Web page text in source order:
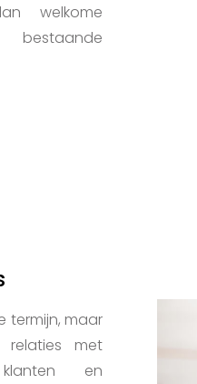
welkome
termijn, maar
relaties met
en